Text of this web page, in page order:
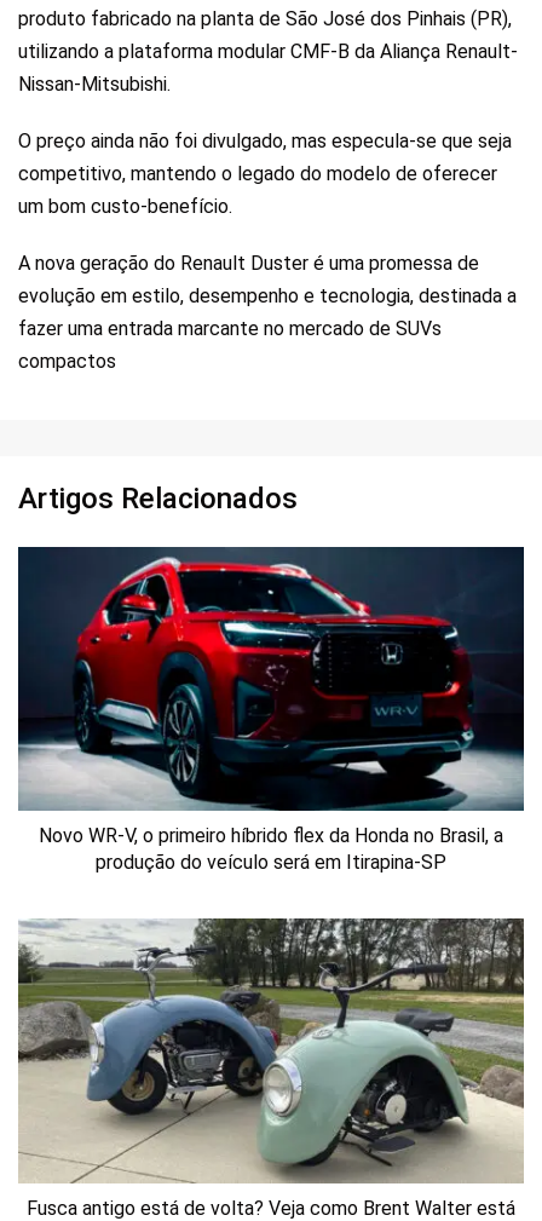
produto fabricado na planta de São José dos Pinhais (PR),
utilizando a plataforma modular CMF-B da Aliança Renault-
Nissan-Mitsubishi.
O preço ainda não foi divulgado, mas especula-se que seja
competitivo, mantendo o legado do modelo de oferecer
um bom custo-benefício.
A nova geração do Renault Duster é uma promessa de
evolução em estilo, desempenho e tecnologia, destinada a
fazer uma entrada marcante no mercado de SUVs
compactos
Artigos Relacionados
Novo WR-V, o primeiro híbrido flex da Honda no Brasil, a
produção do veículo será em Itirapina-SP
Fusca antigo está de volta? Veja como Brent Walter está